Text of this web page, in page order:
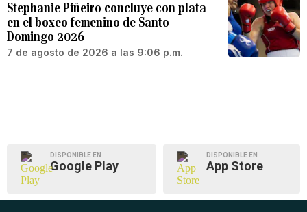
Stephanie Piñeiro concluye con plata
en el boxeo femenino de Santo
Domingo 2026
7 de agosto de 2026 a las 9:06 p.m.
DISPONIBLE EN
Google Play
DISPONIBLE EN
App Store